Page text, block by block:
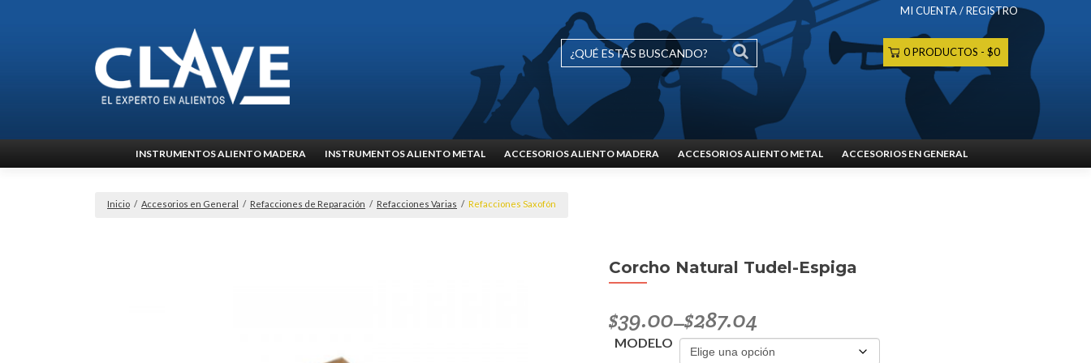
MI CUENTA / REGISTRO
0 PRODUCTOS $0
al
INSTRUMENTOS ALIENTO MADERA INSTRUMENTOS ALIENTO METAL ACCESORIOS ALIENTO MADERA ACCESORIOS ALIENTO METAL ACCESORIOS EN GENERAL
Inicio / Accesorios en General / Refacciones de Reparación / Refacciones Varias / Refacciones Saxofón
Corcho Natural Tudel-Espiga
$39.00–$287.04
MODELO